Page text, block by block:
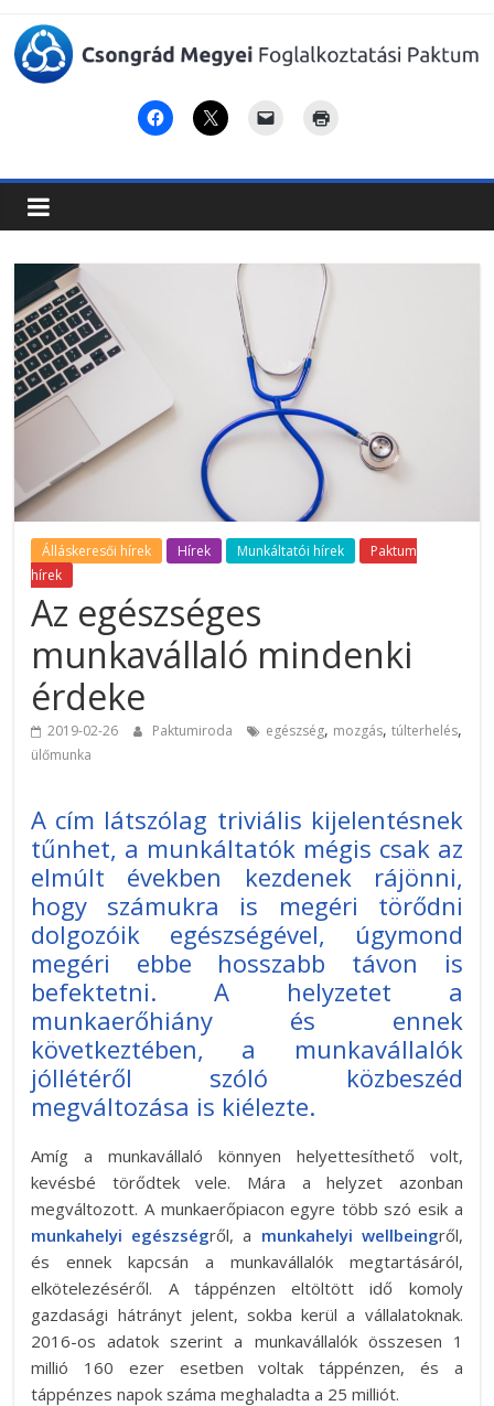
Csongrád
Megyei
Foglalkoztatási
Paktum
Álláskeresői hírek Hírek Munkáltatói hírek
Paktum
hírek
Az egészséges
munkavállaló mindenki
érdeke
2019-02-26 Paktumiroda egészség, mozgás,túlterhelés,
ülőmunka
A cím látszólag triviális kijelentésnek
tűnhet, a munkáltatók mégis csak az
elmúlt években kezdenek rájönni,
hogy számukra is megéri törődni
dolgozóik egészségével, úgymond
megéri ebbe hosszabb távon is
befektetni. A helyzetet a
munkaerőhiány és ennek
következtében, a munkavállalók
jóllétéről szóló közbeszéd
megváltozása is kiélezte.
Amíg a munkavállaló könnyen helyettesíthető volt,
kevésbé törődtek vele. Mára a helyzet azonban
megváltozott. A munkaerőpiacon egyre több szó esik a
munkahelyi egészségről, a munkahelyi wellbeingről,
és ennek kapcsán a munkavállalók megtartásáról,
elkötelezéséről. A táppénzen eltöltött idő komoly
gazdasági hátrányt jelent, sokba kerül a vállalatoknak.
2016-os adatok szerint a munkavállalók összesen 1
millió 160 ezer esetben voltak táppénzen, és a
táppénzes napok száma meghaladta a 25 milliót.